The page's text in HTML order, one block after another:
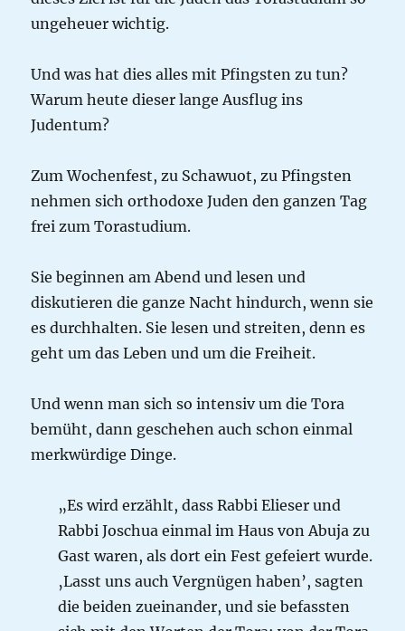
ungeheuer wichtig.
Und was hat dies alles mit Pfingsten zu tun?
Warum heute dieser lange Ausflug ins
Judentum?
Zum Wochenfest, zu Schawuot, zu Pfingsten
nehmen sich orthodoxe Juden den ganzen Tag
frei zum Torastudium.
Sie beginnen am Abend und lesen und
diskutieren die ganze Nacht hindurch, wenn sie
es durchhalten. Sie lesen und streiten, denn es
geht um das Leben und um die Freiheit.
Und wenn man sich so intensiv um die Tora
bemüht, dann geschehen auch schon einmal
merkwürdige Dinge.
„Es wird erzählt, dass Rabbi Elieser und
Rabbi Joschua einmal im Haus von Abuja zu
Gast waren, als dort ein Fest gefeiert wurde.
‚Lasst uns auch Vergnügen haben’, sagten
die beiden zueinander, und sie befassten